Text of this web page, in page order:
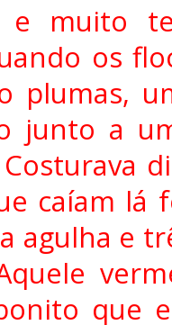
e muito
os
plumas,
junto a
caíam lá
agulha e
que